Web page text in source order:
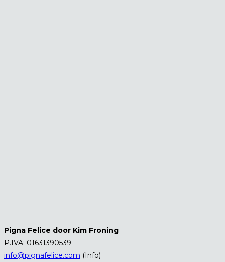
Pigna Felice door Kim Froning
P.IVA: 01631390539
info@pignafelice.com (Info)